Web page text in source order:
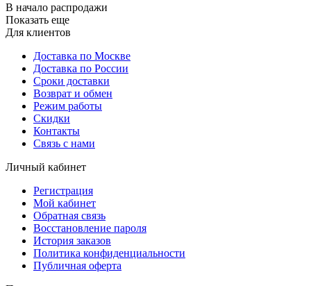
В начало распродажи
Показать еще
Для клиентов
Доставка по Москве
Доставка по России
Сроки доставки
Возврат и обмен
Режим работы
Скидки
Контакты
Связь с нами
Личный кабинет
Регистрация
Мой кабинет
Обратная связь
Восстановление пароля
История заказов
Политика конфиденциальности
Публичная оферта